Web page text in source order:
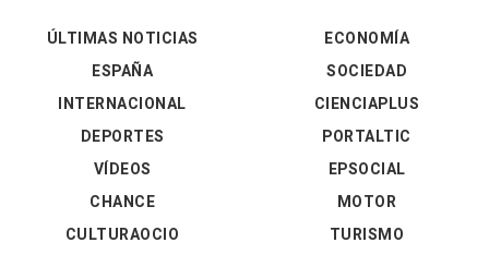
ÚLTIMAS NOTICIAS
ESPAÑA
INTERNACIONAL
DEPORTES
VÍDEOS
ECONOMÍA
SOCIEDAD
CIENCIAPLUS
PORTALTIC
EPSOCIAL
CHANCE
CULTURAOCIO
MOTOR
TURISMO